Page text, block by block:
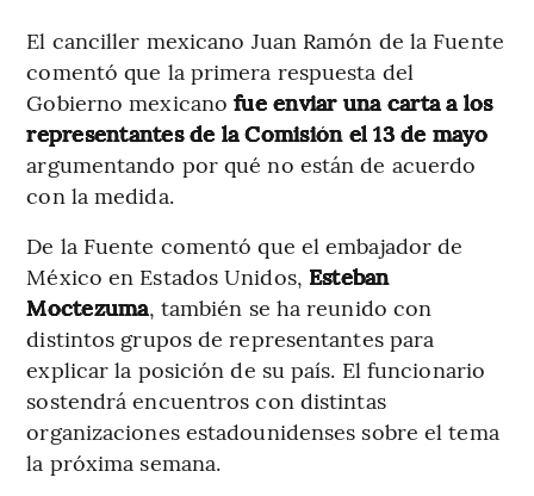
El canciller mexicano Juan Ramón de la Fuente
comentó que la primera respuesta del
Gobierno mexicanofue enviar una carta a los
representantes de la Comisión el 13 de mayo
argumentando por qué no están de acuerdo
con la medida.
De la Fuente comentó que el embajador de
México en Estados Unidos, Esteban
Moctezuma, también se ha reunido con
distintos grupos de representantes para
explicar la posición de su país. El funcionario
sostendrá encuentros con distintas
organizaciones estadounidenses sobre el tema
la próxima semana.